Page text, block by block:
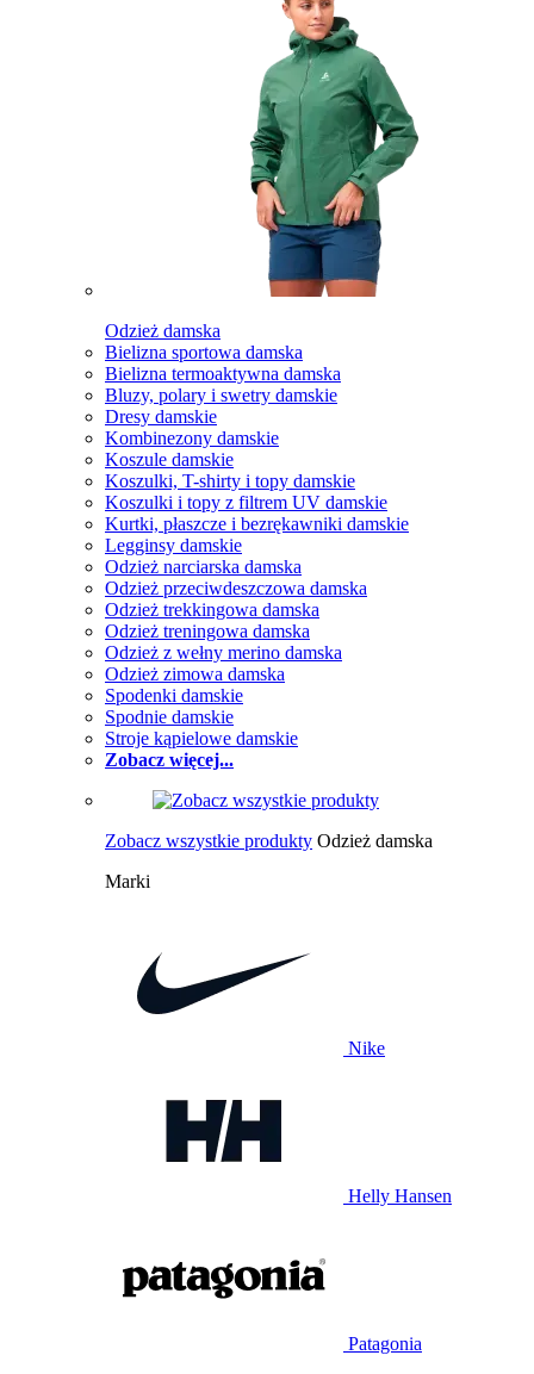
Odzież damska
Bielizna sportowa damska
Bielizna termoaktywna damska
Bluzy, polary i swetry damskie
Dresy damskie
Kombinezony damskie
Koszule damskie
Koszulki, T-shirty i topy damskie
Koszulki i topy z filtrem UV damskie
Kurtki, płaszcze i bezrękawniki damskie
Legginsy damskie
Odzież narciarska damska
Odzież przeciwdeszczowa damska
Odzież trekkingowa damska
Odzież treningowa damska
Odzież z wełny merino damska
Odzież zimowa damska
Spodenki damskie
Spodnie damskie
Stroje kąpielowe damskie
Zobacz więcej...
Zobacz wszystkie produkty Odzież damska
Marki
Nike
Helly Hansen
Patagonia